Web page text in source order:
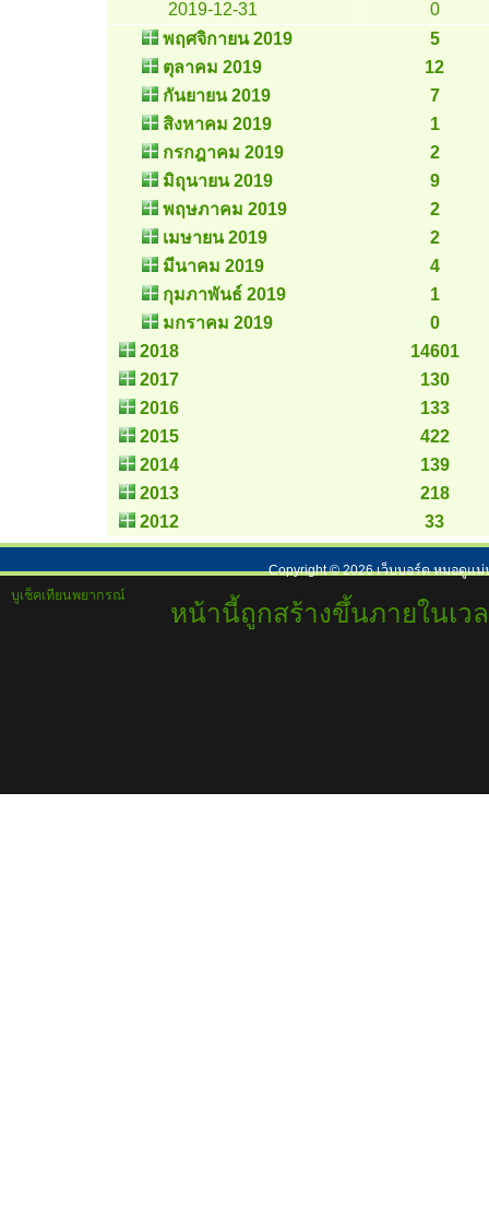
2019-12-31
0
พฤศจิกายน 2019
5
ตุลาคม 2019
12
กันยายน 2019
7
สิงหาคม 2019
1
กรกฎาคม 2019
2
มิถุนายน 2019
9
พฤษภาคม 2019
2
เมษายน 2019
2
มีนาคม 2019
4
กุมภาพันธ์ 2019
1
มกราคม 2019
0
2018
14601
2017
130
2016
133
2015
422
2014
139
2013
218
2012
33
Copyright ©2026เว็บบอร์ด หมอดูแม่
บูเช็คเทียนพยากรณ์
หน้านี้ถูกสร้างขึ้นภายในเว